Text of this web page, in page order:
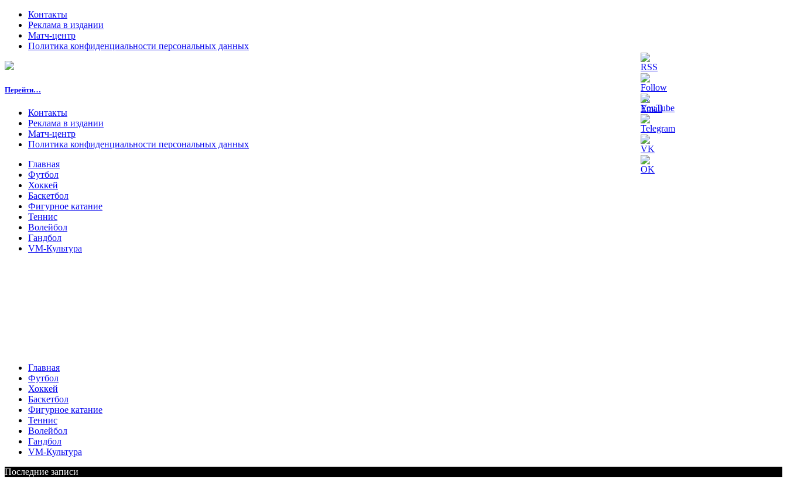
Контакты
Реклама в издании
Матч-центр
Политика конфиденциальности персональных данных
Перейти…
Контакты
Реклама в издании
Матч-центр
Политика конфиденциальности персональных данных
Главная
Футбол
Хоккей
Баскетбол
Фигурное катание
Теннис
Волейбол
Гандбол
VM-Культура
Главная
Футбол
Хоккей
Баскетбол
Фигурное катание
Теннис
Волейбол
Гандбол
VM-Культура
Последние записи